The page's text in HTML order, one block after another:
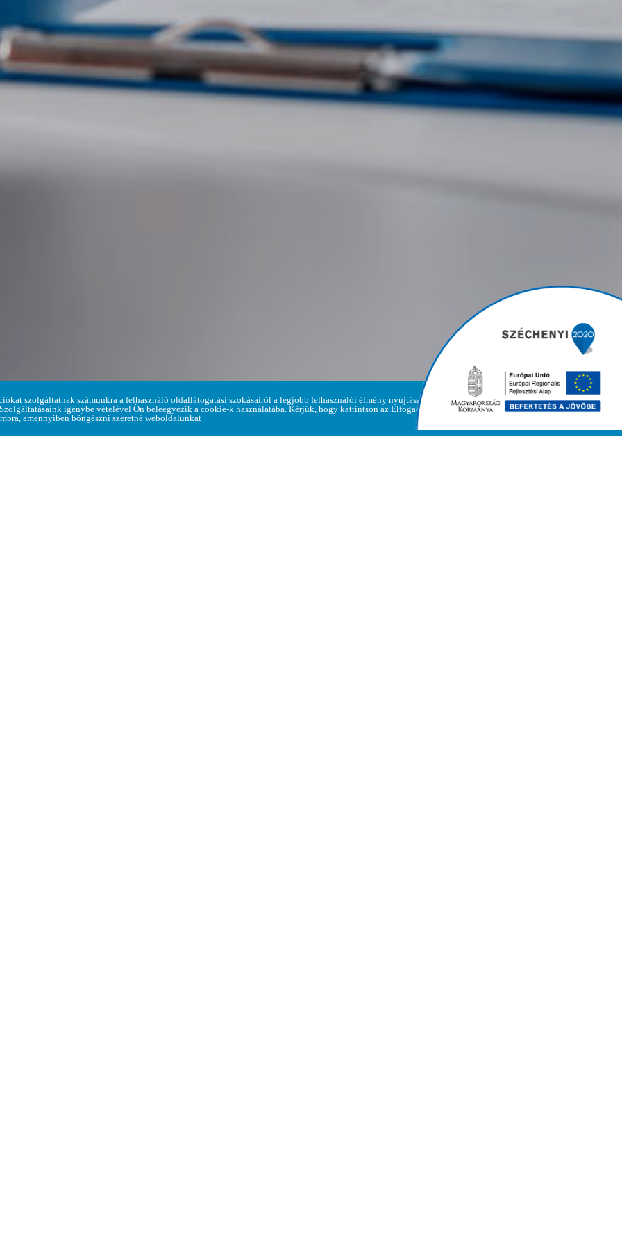
Home> Hírek a faluról > Háziorvosi rendelési idő változás
szolgáltatnak számunkra a felhasználó oldallátogatási szokásairól a legjobb felhasználói élmény nyújtása
igénybe vételével Ön beleegyezik a cookie-k használatába. Kérjük, hogy kattintson az Elfogadom
amennyiben böngészni szeretné weboldalunkat
Elfogadom
Adatvédelmi
irányelvek